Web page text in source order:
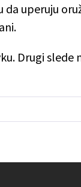
uperuju
Drugi slede